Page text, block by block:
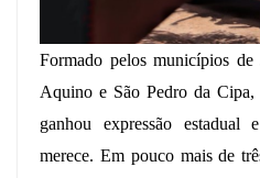
Formado pelos municípios de
Aquino e São Pedro da
ganhou expressão estadual
merece. Em pouco mais de